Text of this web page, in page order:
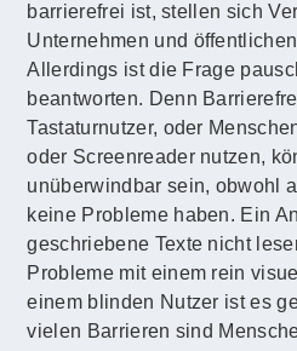
barrierefrei ist, stellen sich
Unternehmen und
Allerdings ist die Frage
beantworten. Denn
Tastaturnutzer, oder
oder Screenreader nutzen,
unüberwindbar sein, obwohl
keine Probleme haben. Ein
geschriebene Texte nicht
Probleme mit einem rein
einem blinden Nutzer ist es
vielen Barrieren sind